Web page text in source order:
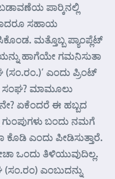
ಪಾರ್‍ಕಿನಲ್ಲಿ
ಸಹಾಯ
ಮತ್ತೊಬ್ಬ ಪ್ಯಾಂಪ್ಲೆಟ್
ಹಾಗೆಯೇ ಗಮನಿಸುತಾ
(ಸಂ.ರಂ.)’ ಎಂದು ಪ್ರಿಂಟ್
ಸಂಘ? ಮಾಮೂಲು
ಏಕೆಂದರೆ ಈ ಹಬ್ಬದ
ಬಂದು ನಮಗೆ
ಎಂದು ಪೀಡಿಸುತ್ತಾರೆ.
ಒಂದು ತಿಳಿಯುವುದಿಲ್ಲ.
ಎಂಬುದನ್ನು